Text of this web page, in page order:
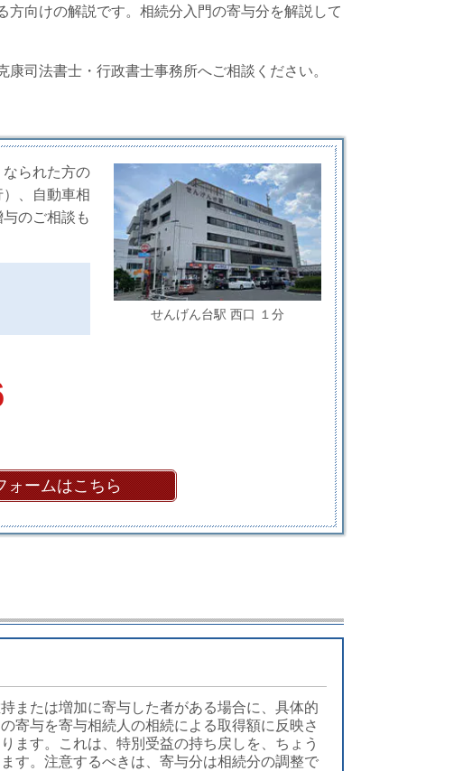
向けの解説です。相続分入門の寄与分を解説して
司法書士・行政書士事務所へご相談ください。
せんげん台駅 西口 １分
られた方の
、自動車相
のご相談も
ォームはこちら
または増加に寄与した者がある場合に、具体的
寄与を寄与相続人の相続による取得額に反映さ
ます。これは、特別受益の持ち戻しを、ちょう
す。注意するべきは、寄与分は相続分の調整で